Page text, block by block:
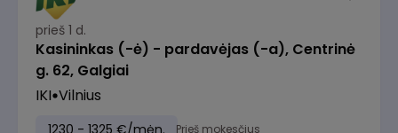
prieš 1 d.
Kasininkas (-ė) - pardavėjas (-a), Centrinė
g. 62, Galgiai
IKI Vilnius
1230 - 1325 €/mėn. Prieš mokesčius